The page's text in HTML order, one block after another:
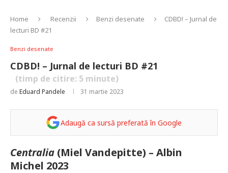
Home Recenzii Benzi desenate
CDBD! – Jurnal de
lecturi BD #21
Benzi desenate
CDBD! – Jurnal de lecturi BD #21
(timp de citire: 5 minute)
de Eduard Pandele 31 martie 2023
Adaugă ca sursă preferată în Google
Centralia (Miel Vandepitte) – Albin
Michel 2023